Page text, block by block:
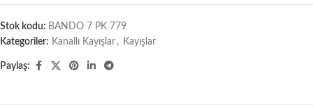
Stok kodu: BANDO 7 PK 779
Kategoriler: Kanallı Kayışlar , Kayışlar
Paylaş: